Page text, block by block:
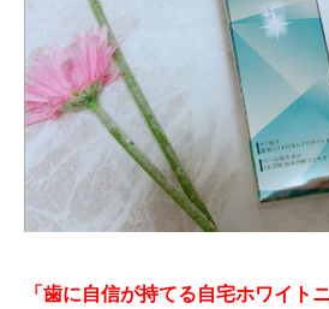
「歯に自信が持てる自宅ホワイト